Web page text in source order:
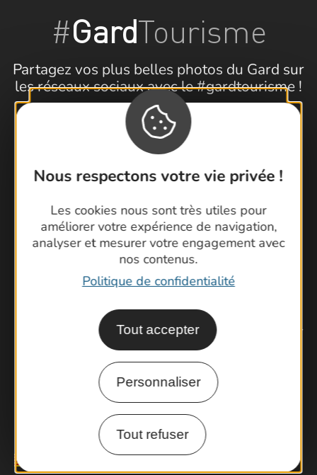
Nous respectons votre vie privée !
Les cookies nous sont très utiles pour
améliorer votre expérience de navigation,
analyser et mesurer votre engagement avec
nos contenus.
Politique de confidentialité
Tout accepter
Personnaliser
Tout refuser
#GardTourisme
Partagez vos plus belles photos du Gard sur
les réseaux sociaux avec le #gardtourisme !
Suivez-nous !
Ne manquez pas notre newsletter mensuelle pour
bénéficier d’informations exclusives et profiter
pleinement de votre séjour dans le Gard.
Je m'inscris à la newsletter